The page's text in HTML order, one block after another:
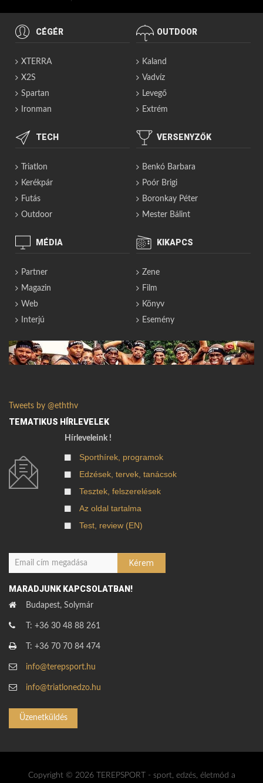
CÉGÉR
XTERRA
X2S
Spartan
Ironman
OUTDOOR
Kaland
Vadvíz
Levegő
Extrém
TECH
Triatlon
Kerékpár
Futás
Outdoor
VERSENYZŐK
Benkó Barbara
Poór Brigi
Boronkay Péter
Mester Bálint
MÉDIA
Partner
Magazin
Web
Interjú
KIKAPCS
Zene
Film
Könyv
Esemény
Tweets by @eththv
TEMATIKUS HÍRLEVELEK
Hírleveleink !
Sporthírek, programok
Edzések, tervek, tanácsok
Tesztek, felszerelések
Az oldal tartalma
Test, review (EN)
MARADJUNK KAPCSOLATBAN!
Budapest, Solymár
T: +36 30 48 88 261
T: +36 70 70 84 474
info@terepsport.hu
info@triatlonedzo.hu
Üzenetküldés
Copyright © 2026 TEREPSPORT - sport, edzés, életmód a